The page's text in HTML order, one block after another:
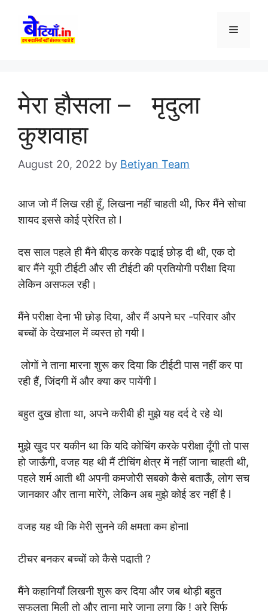
content
Menu
मेरा हौसला – मृदुला
कुशवाहा
August 20, 2022 by Betiyan Team
आज जो मैं लिख रही हूँ, लिखना नहीं चाहती थी, फिर मैंने सोचा
शायद इससे कोई प्रेरित हो l
दस साल पहले ही मैंने बीएड करके पढा़ई छोड़ दी थी, एक दो
बार मैंने यूपी टीईटी और सी टीईटी की प्रतियोगी परीक्षा दिया
लेकिन असफल रही।
मैंने परीक्षा देना भी छोड़ दिया, और मैं अपने घर -परिवार और
बच्चों के देखभाल में व्यस्त हो गयी l
लोगों ने ताना मारना शुरू कर दिया कि टीईटी पास नहीं कर पा
रही हैं, जिंदगी में और क्या कर पायेंगी l
बहुत दुख होता था, अपने करीबी ही मुझे यह दर्द दे रहे थेl
मुझे खुद पर यकीन था कि यदि कोचिंग करके परीक्षा दूँगी तो पास
हो जाऊँगी, वजह यह थी मैं टीचिंग क्षेत्र में नहीं जाना चाहती थी,
पहले शर्म आती थी अपनी कमजोरी सबको कैसे बताऊँ, लोग सच
जानकार और ताना मारेंगे, लेकिन अब मुझे कोई डर नहीं है l
वजह यह थी कि मेरी सुनने की क्षमता कम होनाl
टीचर बनकर बच्चों को कैसे पढा़ती ?
मैंने कहानियाँ लिखनी शुरू कर दिया और जब थोड़ी बहुत
सफलता मिली तो और ताना मारे जाना लगा कि ! अरे सिर्फ